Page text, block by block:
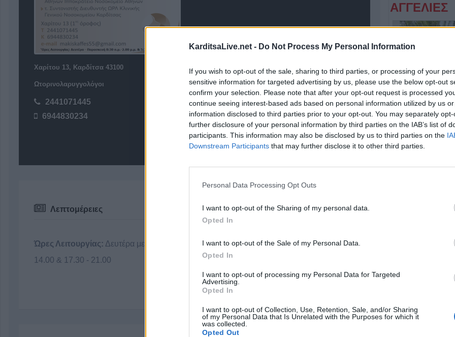
KarditsaLive.net - Do Not Process My Personal Information
If you wish to opt-out of the sale, sharing to third parties, or processing of your
sensitive information for targeted advertising by us, please use the below opt-out
confirm your selection. Please note that after your opt-out request is processed
continue seeing interest-based ads based on personal information utilized by us
information disclosed to third parties prior to your opt-out. You may separately
further disclosure of your personal information by third parties on the IAB’s list of
participants. This information may also be disclosed by us to third parties on the
Downstream Participants that may further disclose it to other third parties.
Personal Data Processing Opt Outs
I want to opt-out of the Sharing of my personal data.
Opted In
I want to opt-out of the Sale of my Personal Data.
Opted In
I want to opt-out of processing my Personal Data for Targeted
Advertising.
Opted In
I want to opt-out of Collection, Use, Retention, Sale, and/or Sharing
of my Personal Data that Is Unrelated with the Purposes for which it
was collected.
Opted Out
Χαρίτου 13, Καρδίτσα 43100
Ωτορινολαρυγγολόγοι
2441071445
6944830234
Λεπτομέρειες
Ώρες Λειτουργίας: Δευτέρα με Παρασκευή 08.30 -
14.00 & 17.30 - 21.00
Χαρίτου 13, Καρδίτσα
2441071445
ΑΓΓΕΛΙΕΣ
Η Αποκατάσταση Α.Ε. αναζητά για εργασία Νοσηλευτές και Βοηθούς Νοσηλευτές
Την Κυριακή 9
8 Αυγούστου 2026, 17:42
43χρονος